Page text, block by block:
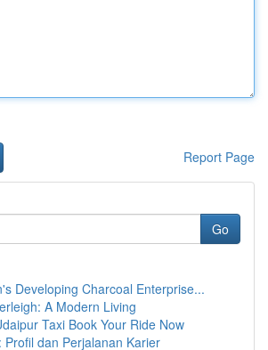
Report Page
Go
Developing Charcoal Enterprise...
A Modern Living
Taxi Book Your Ride Now
Profil dan Perjalanan Karier